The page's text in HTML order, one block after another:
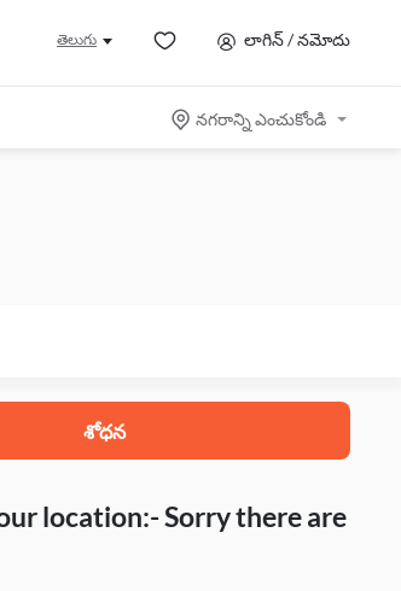
తెలుగు లాగిన్ / నమోదు
నగరాన్ని ఎంచుకోండి
శోధన
location:- Sorry there are